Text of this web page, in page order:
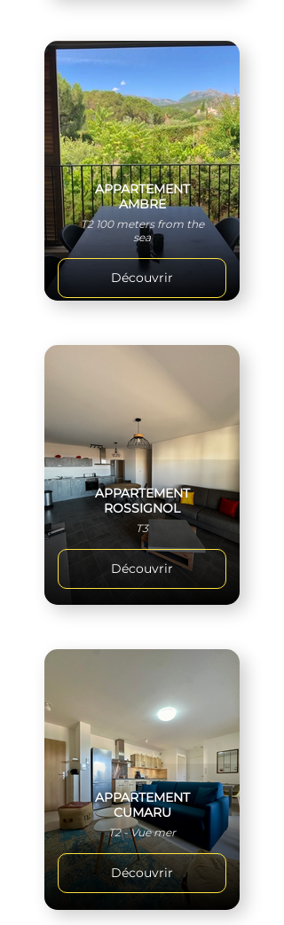
APPARTEMENT
AMBRE
T2 100 meters from the
sea
Découvrir
APPARTEMENT
ROSSIGNOL
T3
Découvrir
APPARTEMENT
CUMARU
T2 - Vue mer
Découvrir